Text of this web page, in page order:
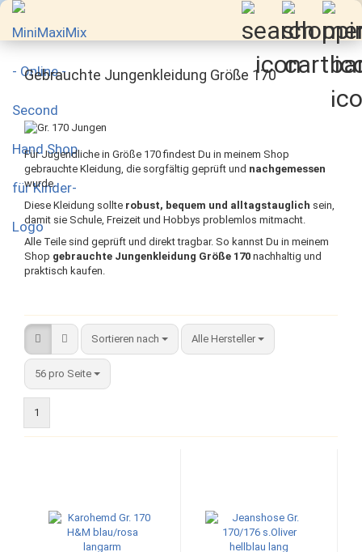
Gebrauchte Jungenkleidung Größe 170
Für Jugendliche in Größe 170 findest Du in meinem Shop
gebrauchte Kleidung, die sorgfältig geprüft und nachgemessen
wurde.
Diese Kleidung sollte robust, bequem und alltagstauglich sein,
damit sie Schule, Freizeit und Hobbys problemlos mitmacht.
Alle Teile sind geprüft und direkt tragbar. So kannst Du in meinem
Shop gebrauchte Jungenkleidung Größe 170 nachhaltig und
praktisch kaufen.
Sortieren nach
Sortieren nach Alle Hersteller
56 pro Seite
pro Seite
1